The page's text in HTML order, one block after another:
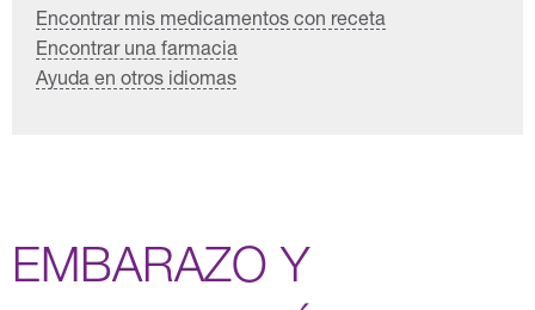
Encontrar mis medicamentos con receta
Encontrar una farmacia
Ayuda en otros idiomas
EMBARAZO Y